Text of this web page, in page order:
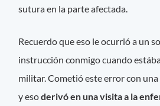
sutura en la parte afectada.
Recuerdo que eso le ocurrió a un
instrucción conmigo cuando
militar. Cometió este error con
y esoderivó en una visita a la